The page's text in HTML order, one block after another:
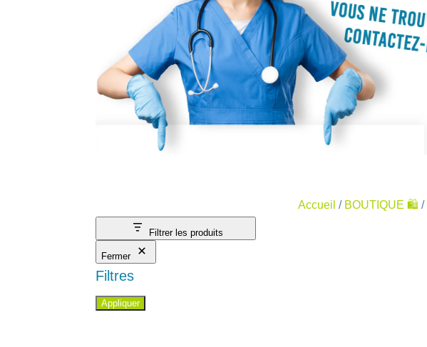
Filtrer les produits
Fermer
Filtres
Appliquer
Accueil / BOUTIQUE 🛍️ /